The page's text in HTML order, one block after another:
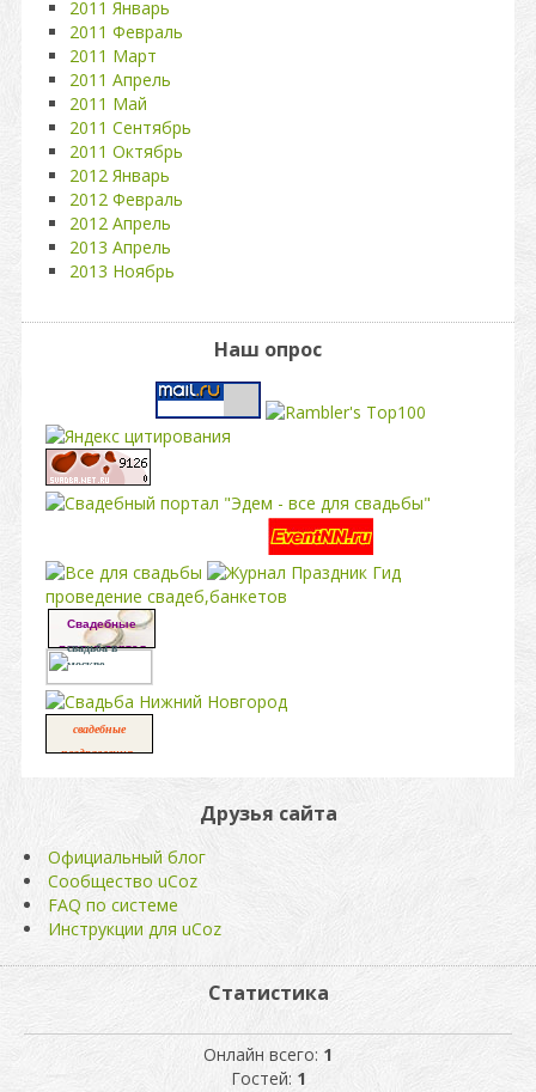
2011 Январь
2011 Февраль
2011 Март
2011 Апрель
2011 Май
2011 Сентябрь
2011 Октябрь
2012 Январь
2012 Февраль
2012 Апрель
2013 Апрель
2013 Ноябрь
Наш опрос
проведение свадеб,банкетов
Свадебные
платья портал
свадьба в
москве
свадебные
поздравления,
Друзья сайта
Официальный блог
Сообщество uCoz
FAQ по системе
Инструкции для uCoz
Статистика
Онлайн всего: 1
Гостей: 1